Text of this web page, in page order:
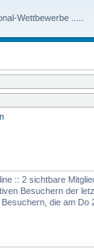
Wettbewerbe .....
:: 2 sichtbare
Besuchern der
Besuchern, die am Do